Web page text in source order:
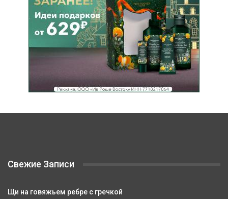
Свежие Записи
Щи на говяжьем ребре с гречкой